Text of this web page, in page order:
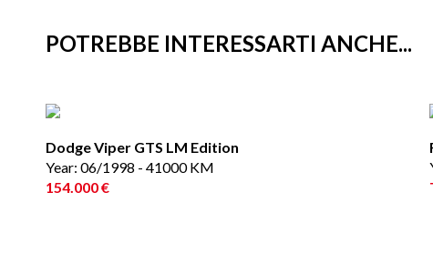
POTREBBE INTERESSARTI ANCHE...
Dodge Viper GTS LM Edition
Year: 06/1998 - 41000 KM
154.000 €